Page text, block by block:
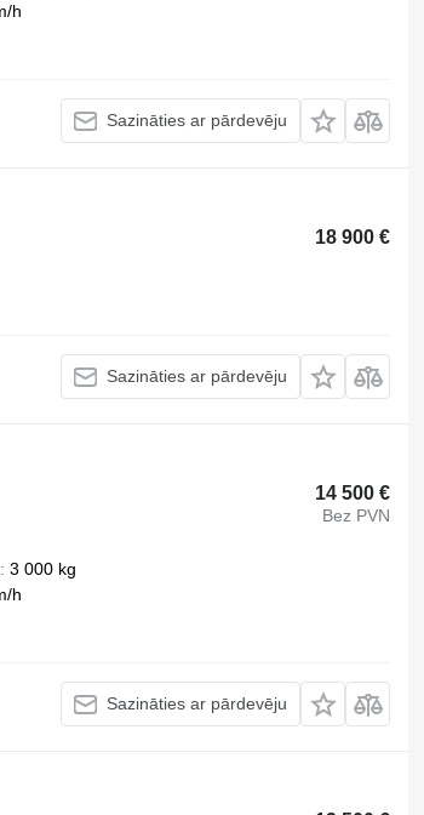
h
Sazināties ar pārdevēju
18 900 €
Sazināties ar pārdevēju
14 500 €
Bez PVN
3 000 kg
h
Sazināties ar pārdevēju